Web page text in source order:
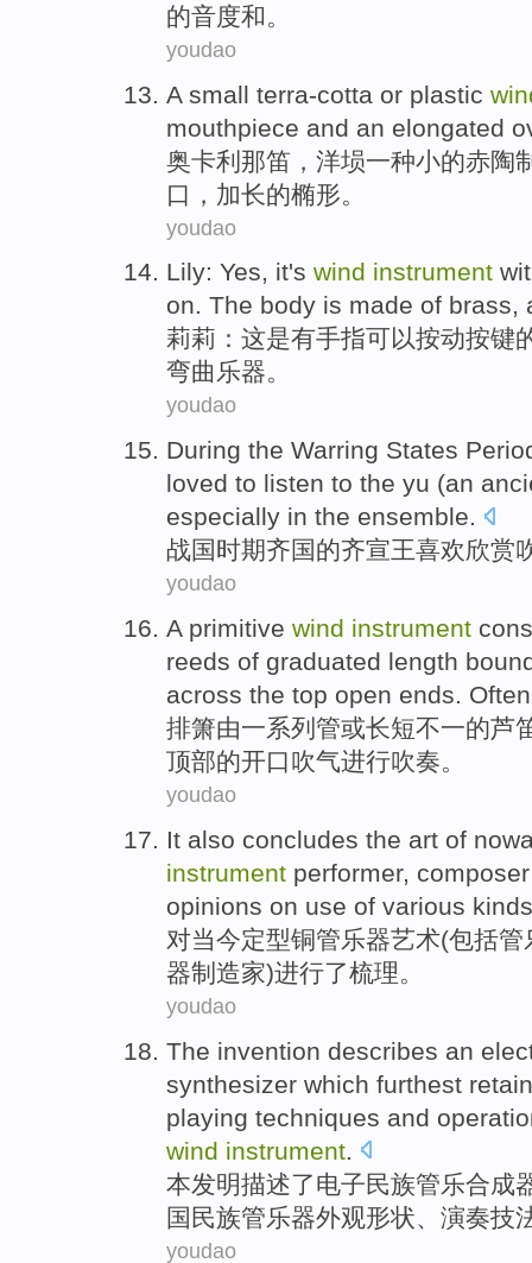
的音度和。
youdao
A small terra-cotta or plastic
mouthpiece and an elongated
奥卡利那笛 ，洋埙一种小的赤陶
口， 加长的椭形 。
youdao
Lily: Yes, it's wind instrument
on. The body is made of brass,
莉莉 ： 这是有手指可以按动按键
弯曲 乐器。
youdao
During the Warring States
loved to listen to the yu (an
especially in the ensemble.
战国时期齐国的齐宣王喜欢欣赏
youdao
A primitive wind instrument
reeds of graduated length
across the top open ends.
排箫由一系列 管或长短不一的芦
顶部的开口吹气进行吹奏。
youdao
It also concludes the art of
instrument performer, composer
opinions on use of various
对当今定型铜管乐器艺术(包括管
器制造家)进行了梳理。
youdao
The invention describes an
synthesizer which furthest
playing techniques and
wind instrument
本发明描述了电子民族管乐合成
国民族管乐器外观形状 演奏技
youdao